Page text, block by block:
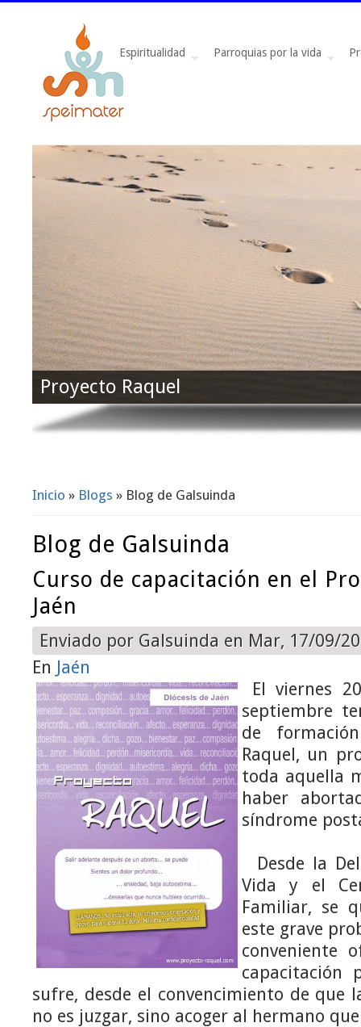
Espiritualidad Parroquias por la vida
Proyecto Raquel
Se encuentra usted aquí
Inicio » Blogs » Blog de Galsuinda
Blog de Galsuinda
Curso de capacitación en el
Jaén
Enviado por Galsuinda en Mar, 17/09/
En Jaén
El viernes
septiembre
de
Raquel, un
toda aquella
haber
síndrome
Desde la
Vida y el
Familiar, se
este grave
conveniente
capacitación
sufre, desde el convencimiento de que
no es juzgar, sino acoger al hermano